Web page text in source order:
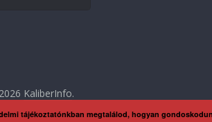
KaliberInfo.
tájékoztatónkban megtalálod, hogyan